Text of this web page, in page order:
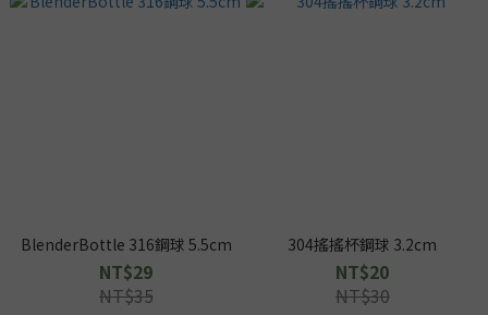
BlenderBottle 316鋼球 5.5cm
NT$29
NT$35
304搖搖杯鋼球 3.2cm
NT$20
NT$30